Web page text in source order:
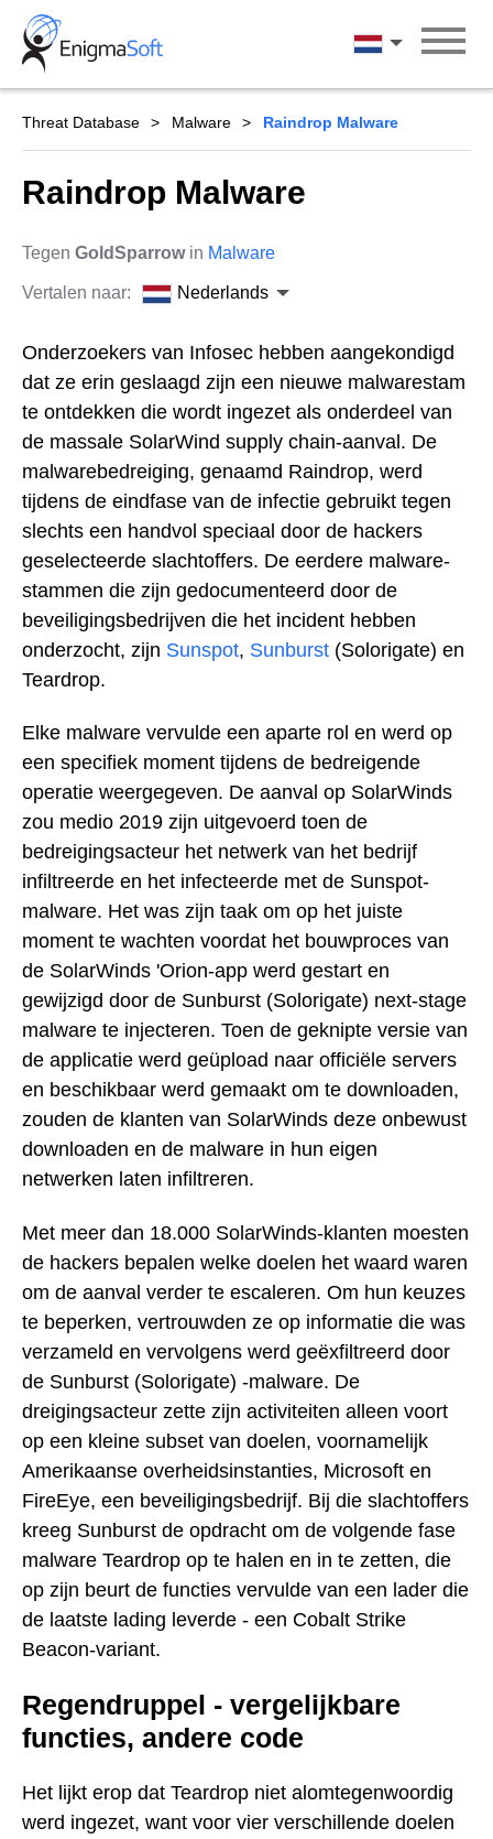
Skip
content
Nederlands
Threat Database Malware Raindrop Malware
Raindrop Malware
Tegen GoldSparrowin Malware
Vertalen naar: Nederlands
Onderzoekers van Infosec hebben aangekondigd
dat ze erin geslaagd zijn een nieuwe malwarestam
te ontdekken die wordt ingezet als onderdeel van
de massale SolarWind supply chain-aanval. De
malwarebedreiging, genaamd Raindrop, werd
tijdens de eindfase van de infectie gebruikt tegen
slechts een handvol speciaal door de hackers
geselecteerde slachtoffers. De eerdere malware-
stammen die zijn gedocumenteerd door de
beveiligingsbedrijven die het incident hebben
onderzocht, zijn Sunspot, Sunburst (Solorigate) en
Teardrop.
Elke malware vervulde een aparte rol en werd op
een specifiek moment tijdens de bedreigende
operatie weergegeven. De aanval op SolarWinds
zou medio 2019 zijn uitgevoerd toen de
bedreigingsacteur het netwerk van het bedrijf
infiltreerde en het infecteerde met de Sunspot-
malware. Het was zijn taak om op het juiste
moment te wachten voordat het bouwproces van
de SolarWinds 'Orion-app werd gestart en
gewijzigd door de Sunburst (Solorigate) next-stage
malware te injecteren. Toen de geknipte versie van
de applicatie werd geüpload naar officiële servers
en beschikbaar werd gemaakt om te downloaden,
zouden de klanten van SolarWinds deze onbewust
downloaden en de malware in hun eigen
netwerken laten infiltreren.
Met meer dan 18.000 SolarWinds-klanten moesten
de hackers bepalen welke doelen het waard waren
om de aanval verder te escaleren. Om hun keuzes
te beperken, vertrouwden ze op informatie die was
verzameld en vervolgens werd geëxfiltreerd door
de Sunburst (Solorigate) -malware. De
dreigingsacteur zette zijn activiteiten alleen voort
op een kleine subset van doelen, voornamelijk
Amerikaanse overheidsinstanties, Microsoft en
FireEye, een beveiligingsbedrijf. Bij die slachtoffers
kreeg Sunburst de opdracht om de volgende fase
malware Teardrop op te halen en in te zetten, die
op zijn beurt de functies vervulde van een lader die
de laatste lading leverde - een Cobalt Strike
Beacon-variant.
Regendruppel - vergelijkbare
functies, andere code
Het lijkt erop dat Teardrop niet alomtegenwoordig
werd ingezet, want voor vier verschillende doelen